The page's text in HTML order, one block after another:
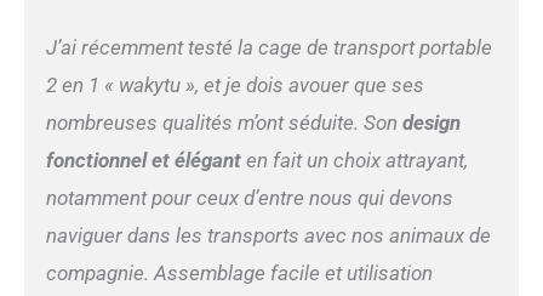
pour dormir ou jouer dans la maison ; ② Sac de
transport de voiture pour animaux de compagnie :
sécurité de la voiture ; ③ Tente d'extérieur pour
animal de compagnie pour le camping, le pique-
qualité : wakytu offre un service de garantie de 3
ans, les problèmes de qualité sous 3 ans peuvent
Donc, si vous rencontrez des problèmes avec
J’ai récemment testé la cage de transport portable
2 en 1 « wakytu », et je dois avouer que ses
nombreuses qualités m’ont séduite. Son design
fonctionnel et éléganten fait un choix attrayant,
notamment pour ceux d’entre nous qui devons
naviguer dans les transports avec nos animaux de
compagnie. Assemblage facile et utilisation